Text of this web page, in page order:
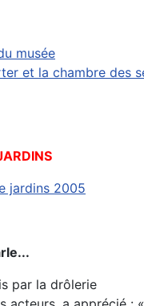
musée
et la chambre des
jardins 2005
par la drôlerie